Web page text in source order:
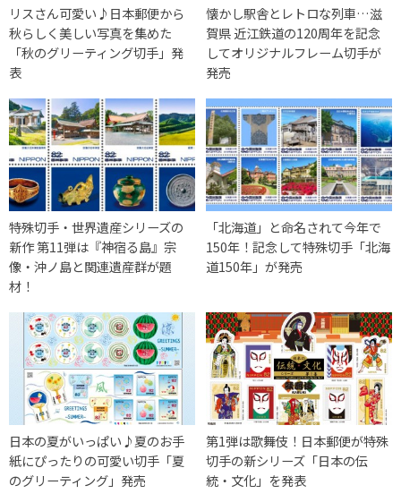
リスさん可愛い♪日本郵便から
秋らしく美しい写真を集めた
「秋のグリーティング切手」発
表
懐かし駅舎とレトロな列車…滋
賀県 近江鉄道の120周年を記念
してオリジナルフレーム切手が
発売
特殊切手・世界遺産シリーズの
新作 第11弾は『神宿る島』宗
像・沖ノ島と関連遺産群が題
材！
「北海道」と命名されて今年で
150年！記念して特殊切手「北海
道150年」が発売
日本の夏がいっぱい♪夏のお手
紙にぴったりの可愛い切手「夏
のグリーティング」発売
第1弾は歌舞伎！日本郵便が特殊
切手の新シリーズ「日本の伝
統・文化」を発表